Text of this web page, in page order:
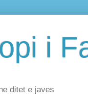
i
ditet e javes